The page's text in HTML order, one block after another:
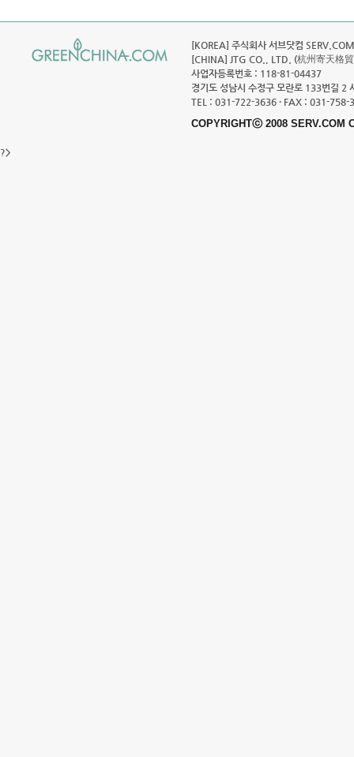
[KOREA] 주식회사 서브닷컴
[CHINA] JTG CO., LTD. (杭州寄天格
사업자등록번호 : 118-81-04437
경기도 성남시 수정구 모란로 133번길 2
TEL : 031-722-3636 · FAX : 031-758-
COPYRIGHTⓒ 2008 SERV.COM
?>